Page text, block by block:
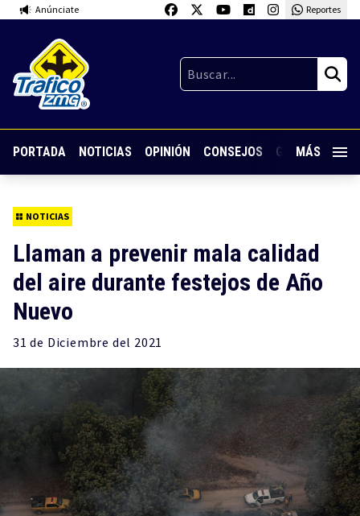
Anúnciate Reportes
PORTADA NOTICIAS OPINIÓN CONSEJOS GUARDIA
MÁS
NOTICIAS
Llaman a prevenir mala calidad
del aire durante festejos de Año
Nuevo
31 de Diciembre del 2021